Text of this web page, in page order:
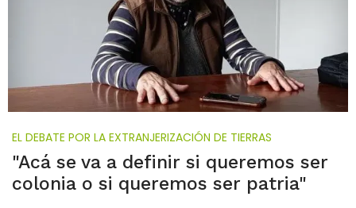
EL DEBATE POR LA EXTRANJERIZACIÓN DE TIERRAS
"Acá se va a definir si queremos ser
colonia o si queremos ser patria"